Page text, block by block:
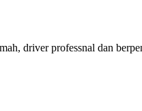
driver professnal dan